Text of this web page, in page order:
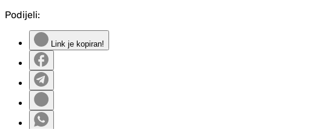
Podijeli:
Link je kopiran!